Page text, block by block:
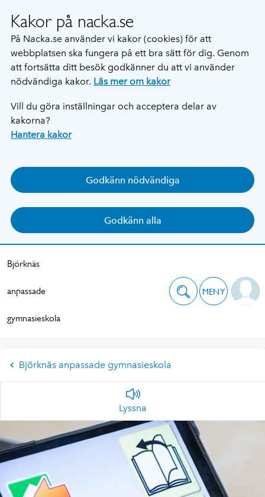
Kakor på nacka.se
På Nacka.se använder vi kakor (cookies) för att
webbplatsen ska fungera på ett bra sätt för dig. Genom
att fortsätta ditt besök godkänner du att vi använder
nödvändiga kakor. Läs mer om kakor
Vill du göra inställningar och acceptera delar av
kakorna?
Hantera kakor
Godkänn nödvändiga
Godkänn alla
Björknäs
anpassade
gymnasieskola
MENY
Björknäs anpassade gymnasieskola
Lyssna